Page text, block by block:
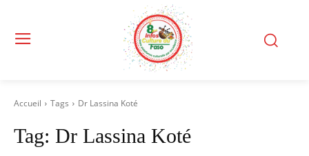
Accueil Tags Dr Lassina Koté
Tag: Dr Lassina Koté